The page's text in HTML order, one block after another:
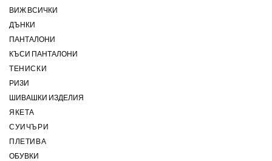
ВИЖ ВСИЧКИ
ДЪНКИ
ПАНТАЛОНИ
КЪСИ ПАНТАЛОНИ
ТЕНИСКИ
РИЗИ
ШИВАШКИ ИЗДЕЛИЯ
ЯКЕТА
СУИЧЪРИ
ПЛЕТИВА
ОБУВКИ